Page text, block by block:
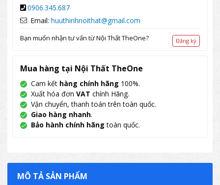
0906.345.687
Email: huuthinhnoithat@gmail.com
Bạn muốn nhận tư vấn từ Nội Thất TheOne? Đăng ký
Mua hàng tại Nội Thất TheOne
Cam kết hàng chính hãng 100%.
Xuất hóa đơn VAT chính Hãng.
Vận chuyển, thanh toán trên toàn quốc.
Giao hàng nhanh.
Bảo hành chính hãng toàn quốc.
MÔ TẢ SẢN PHẨM